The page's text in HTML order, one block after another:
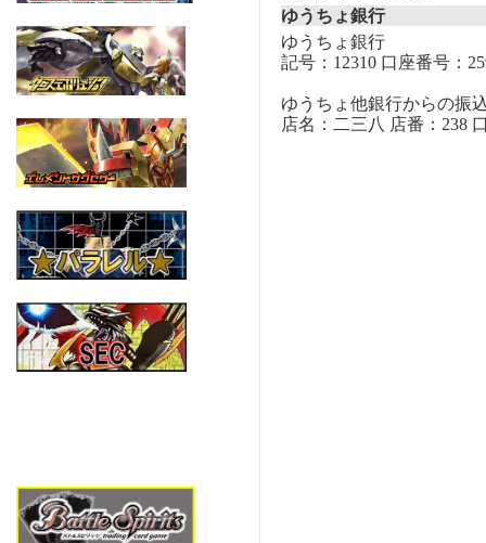
ゆうちょ銀行
ゆうちょ銀行
記号：12310 口座番号：
ゆうちょ他銀行からの振
店名：二三八 店番：238